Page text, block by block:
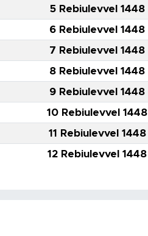
5 Rebiulevvel 1448
6 Rebiulevvel 1448
7 Rebiulevvel 1448
8 Rebiulevvel 1448
9 Rebiulevvel 1448
10 Rebiulevvel 1448
11 Rebiulevvel 1448
12 Rebiulevvel 1448